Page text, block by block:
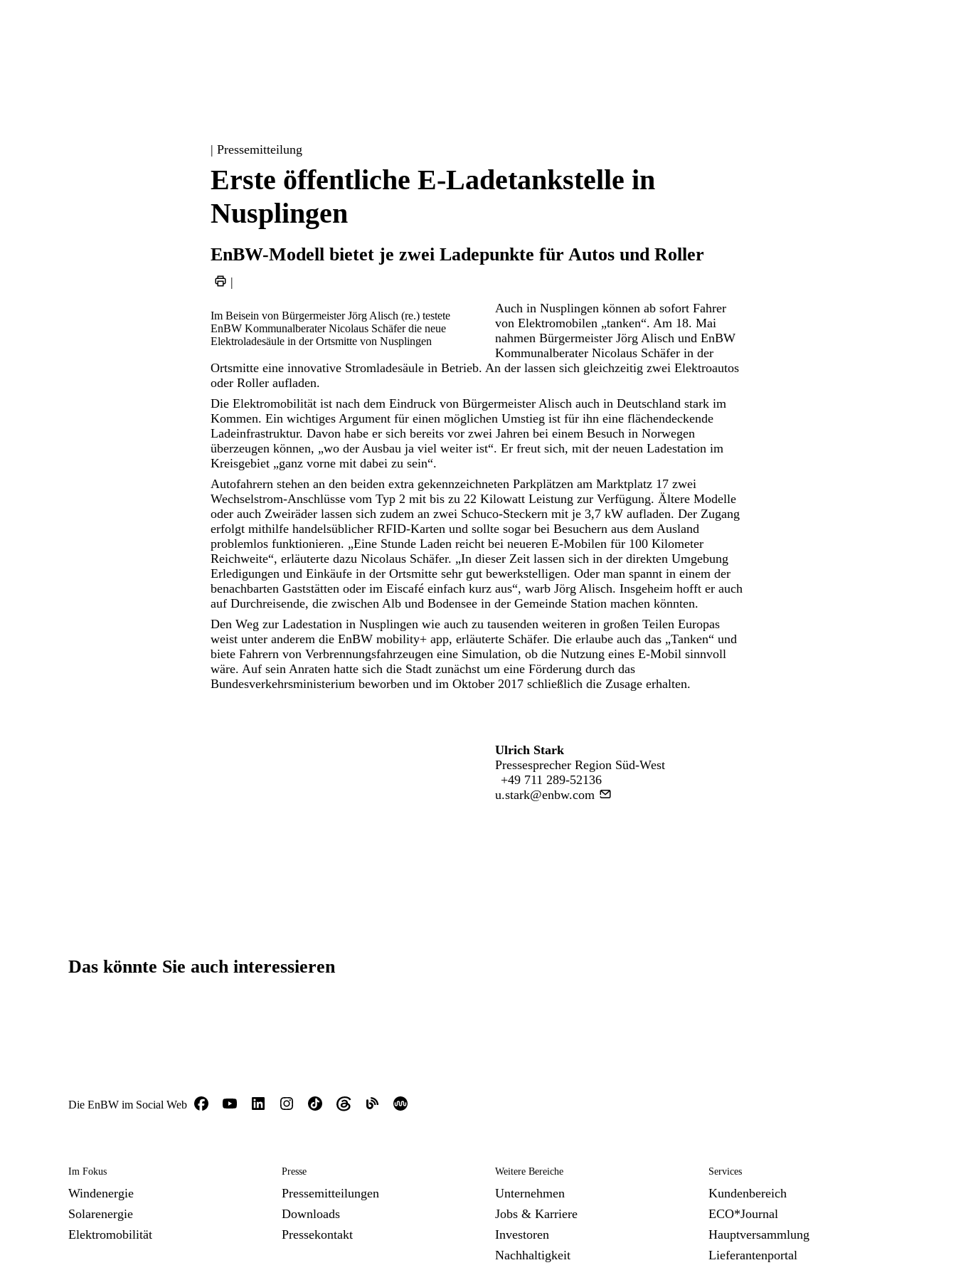
| Pressemitteilung
Erste öffentliche E-Ladetankstelle in
Nusplingen
EnBW-Modell bietet je zwei Ladepunkte für Autos und Roller
|
Im Beisein von Bürgermeister Jörg Alisch (re.) testete
EnBW Kommunalberater Nicolaus Schäfer die neue
Elektroladesäule in der Ortsmitte von Nusplingen
Auch in Nusplingen können ab sofort Fahrer
von Elektromobilen „tanken“. Am 18. Mai
nahmen Bürgermeister Jörg Alisch und EnBW
Kommunalberater Nicolaus Schäfer in der
Ortsmitte eine innovative Stromladesäule in Betrieb. An der lassen sich gleichzeitig zwei Elektroautos
oder Roller aufladen.
Die Elektromobilität ist nach dem Eindruck von Bürgermeister Alisch auch in Deutschland stark im
Kommen. Ein wichtiges Argument für einen möglichen Umstieg ist für ihn eine flächendeckende
Ladeinfrastruktur. Davon habe er sich bereits vor zwei Jahren bei einem Besuch in Norwegen
überzeugen können, „wo der Ausbau ja viel weiter ist“. Er freut sich, mit der neuen Ladestation im
Kreisgebiet „ganz vorne mit dabei zu sein“.
Autofahrern stehen an den beiden extra gekennzeichneten Parkplätzen am Marktplatz 17 zwei
Wechselstrom-Anschlüsse vom Typ 2 mit bis zu 22 Kilowatt Leistung zur Verfügung. Ältere Modelle
oder auch Zweiräder lassen sich zudem an zwei Schuco-Steckern mit je 3,7 kW aufladen. Der Zugang
erfolgt mithilfe handelsüblicher RFID-Karten und sollte sogar bei Besuchern aus dem Ausland
problemlos funktionieren. „Eine Stunde Laden reicht bei neueren E-Mobilen für 100 Kilometer
Reichweite“, erläuterte dazu Nicolaus Schäfer. „In dieser Zeit lassen sich in der direkten Umgebung
Erledigungen und Einkäufe in der Ortsmitte sehr gut bewerkstelligen. Oder man spannt in einem der
benachbarten Gaststätten oder im Eiscafé einfach kurz aus“, warb Jörg Alisch. Insgeheim hofft er auch
auf Durchreisende, die zwischen Alb und Bodensee in der Gemeinde Station machen könnten.
Den Weg zur Ladestation in Nusplingen wie auch zu tausenden weiteren in großen Teilen Europas
weist unter anderem die EnBW mobility+ app, erläuterte Schäfer. Die erlaube auch das „Tanken“ und
biete Fahrern von Verbrennungsfahrzeugen eine Simulation, ob die Nutzung eines E-Mobil sinnvoll
wäre. Auf sein Anraten hatte sich die Stadt zunächst um eine Förderung durch das
Bundesverkehrsministerium beworben und im Oktober 2017 schließlich die Zusage erhalten.
Ulrich Stark
Pressesprecher Region Süd-West
+49 711 289-52136
u.stark@enbw.com
Das könnte Sie auch interessieren
Die EnBW im Social Web
Im Fokus
Windenergie
Solarenergie
Elektromobilität
Presse
Pressemitteilungen
Downloads
Pressekontakt
Weitere Bereiche
Unternehmen
Jobs & Karriere
Investoren
Nachhaltigkeit
Services
Kundenbereich
ECO*Journal
Hauptversammlung
Lieferantenportal